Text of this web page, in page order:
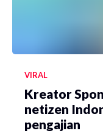
VIRAL
Kreator
netizen
pengajian